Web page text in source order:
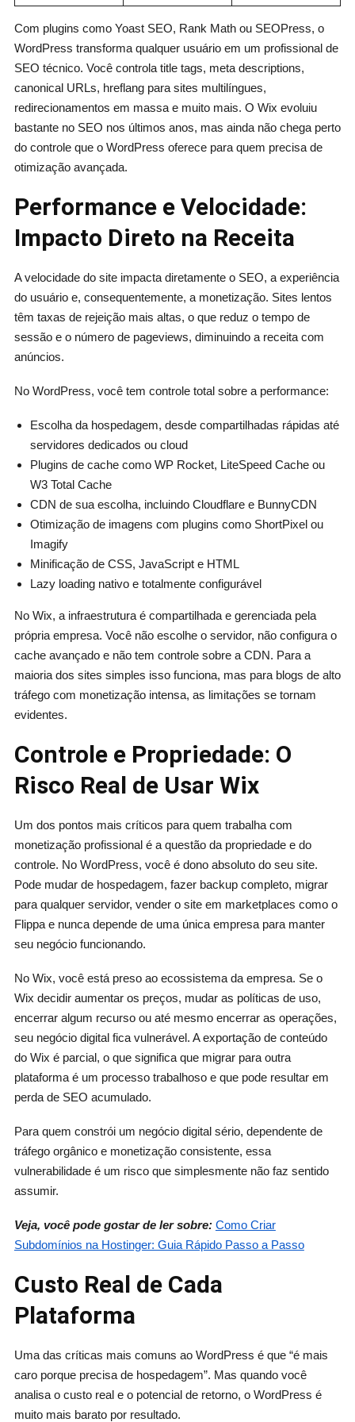
Com plugins como Yoast SEO, Rank Math ou SEOPress, o
WordPress transforma qualquer usuário em um profissional de
SEO técnico. Você controla title tags, meta descriptions,
canonical URLs, hreflang para sites multilíngues,
redirecionamentos em massa e muito mais. O Wix evoluiu
bastante no SEO nos últimos anos, mas ainda não chega perto
do controle que o WordPress oferece para quem precisa de
otimização avançada.
Performance e Velocidade:
Impacto Direto na Receita
A velocidade do site impacta diretamente o SEO, a experiência
do usuário e, consequentemente, a monetização. Sites lentos
têm taxas de rejeição mais altas, o que reduz o tempo de
sessão e o número de pageviews, diminuindo a receita com
anúncios.
No WordPress, você tem controle total sobre a performance:
Escolha da hospedagem, desde compartilhadas rápidas até
servidores dedicados ou cloud
Plugins de cache como WP Rocket, LiteSpeed Cache ou
W3 Total Cache
CDN de sua escolha, incluindo Cloudflare e BunnyCDN
Otimização de imagens com plugins como ShortPixel ou
Imagify
Minificação de CSS, JavaScript e HTML
Lazy loading nativo e totalmente configurável
No Wix, a infraestrutura é compartilhada e gerenciada pela
própria empresa. Você não escolhe o servidor, não configura o
cache avançado e não tem controle sobre a CDN. Para a
maioria dos sites simples isso funciona, mas para blogs de alto
tráfego com monetização intensa, as limitações se tornam
evidentes.
Controle e Propriedade: O
Risco Real de Usar Wix
Um dos pontos mais críticos para quem trabalha com
monetização profissional é a questão da propriedade e do
controle. No WordPress, você é dono absoluto do seu site.
Pode mudar de hospedagem, fazer backup completo, migrar
para qualquer servidor, vender o site em marketplaces como o
Flippa e nunca depende de uma única empresa para manter
seu negócio funcionando.
No Wix, você está preso ao ecossistema da empresa. Se o
Wix decidir aumentar os preços, mudar as políticas de uso,
encerrar algum recurso ou até mesmo encerrar as operações,
seu negócio digital fica vulnerável. A exportação de conteúdo
do Wix é parcial, o que significa que migrar para outra
plataforma é um processo trabalhoso e que pode resultar em
perda de SEO acumulado.
Para quem constrói um negócio digital sério, dependente de
tráfego orgânico e monetização consistente, essa
vulnerabilidade é um risco que simplesmente não faz sentido
assumir.
Veja, você pode gostar de ler sobre: Como Criar
Subdomínios na Hostinger: Guia Rápido Passo a Passo
Custo Real de Cada
Plataforma
Uma das críticas mais comuns ao WordPress é que “é mais
caro porque precisa de hospedagem”. Mas quando você
analisa o custo real e o potencial de retorno, o WordPress é
muito mais barato por resultado.